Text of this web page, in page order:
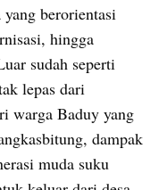
berorientasi
hingga
sudah seperti
lepas dari
warga Baduy yang
dampak
muda suku